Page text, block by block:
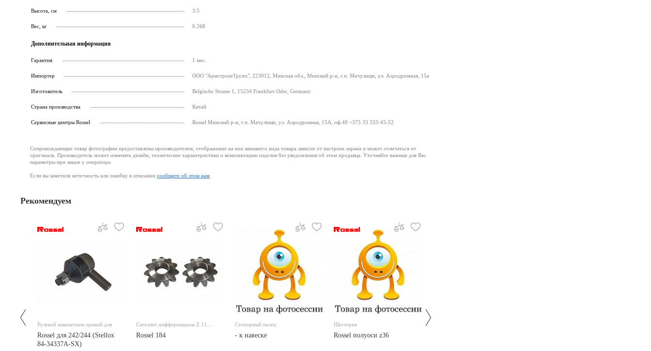
Высота, см 3.5
Вес, кг 0.268
Дополнительная информация
Гарантия 1 мес.
Импортер ООО "АрмстронгГрупп", 223012, Минская обл., Минский р-н, г.п. Мачулищи, ул. Аэродромная, 15а
Изготовитель Belgische Strasse 1, 15234 Frankfurt Oder, Germany
Страна производства Китай
Cервисные центры Rossel Rossel Минский р-н, г.п. Мачулищи, ул. Аэродромная, 15А, оф.40 +375 33 333-45-52
Сопровождающие товар фотографии предоставлены производителем, отображение на них внешнего вида товара зависит от настроек экрана и может отличаться от
оригинала. Производитель может изменять дизайн, технические характеристики и комплектацию изделия без уведомления об этом продавца. Уточняйте важные для Вас
параметры при заказе у оператора.
Если вы заметили неточность или ошибку в описании сообщите об этом нам
Рекомендуем
Рулевой наконечник правый для
Rossel для 242/244 (Stellox
84-34337A-SX)
Сателлит дифференциала Z 11
Rossel 184
Стопорный палец
- к навеске
Шестерня
Rossel полуоси z36